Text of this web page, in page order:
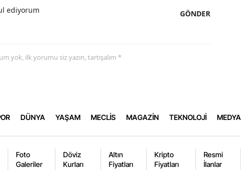
GÖNDER
ediyorum
yok, ilk yorumu siz yazın, tartışalım *
DÜNYA YAŞAM MECLİS MAGAZİN TEKNOLOJİ MEDYA
Foto
Galeriler
Döviz
Kurları
Altın
Fiyatları
Kripto
Fiyatları
Resmi
İlanlar